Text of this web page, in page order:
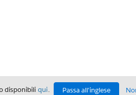
disponibili qui. Passa all'inglese